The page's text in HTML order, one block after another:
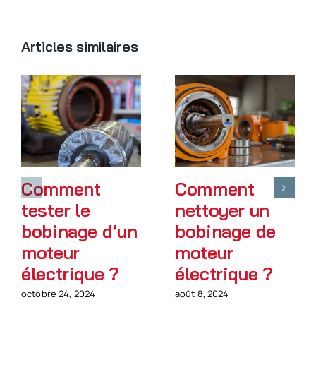
Articles similaires
Comment
tester le
bobinage d’un
moteur
électrique ?
octobre 24, 2024
Comment
nettoyer un
bobinage de
moteur
électrique ?
août 8, 2024